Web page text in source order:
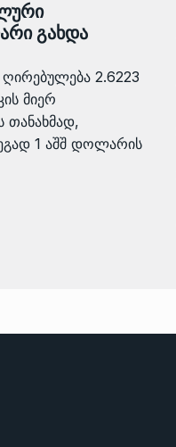
გახდა
2.6223
მიერ
თანახმად,
1 აშშ დოლარის